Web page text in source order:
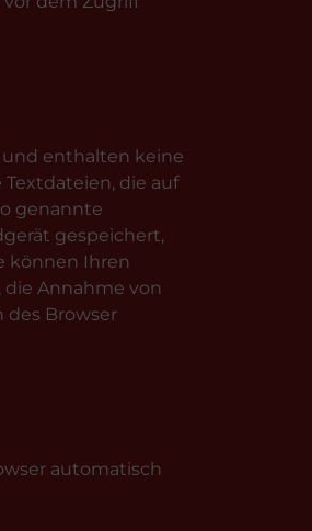
und enthalten keine
die auf
genannte
gespeichert,
können Ihren
die Annahme von
des Browser
automatisch